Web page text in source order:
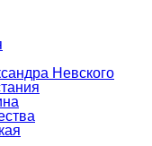
Невского